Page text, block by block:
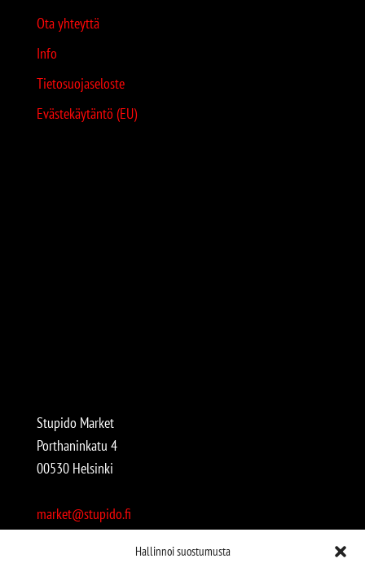
Hallinnoi suostumusta
Ota yhteyttä
Info
Tietosuojaseloste
Evästekäytäntö (EU)
Stupido Market
Porthaninkatu 4
00530 Helsinki
market@stupido.fi